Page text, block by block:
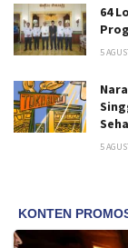
64
5
5